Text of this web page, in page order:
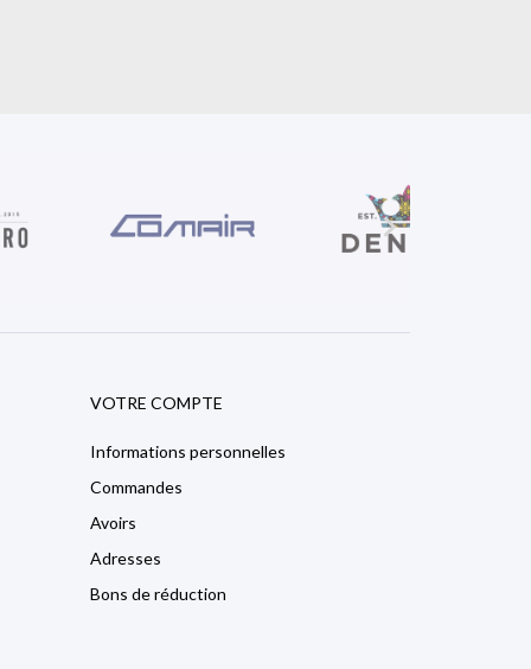

VOTRE COMPTE
Informations personnelles
Commandes
Avoirs
Adresses
Bons de réduction